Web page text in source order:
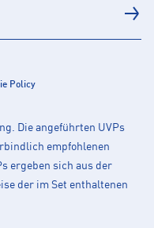
Policy
Die angeführten UVPs
empfohlenen
ergeben sich aus der
der im Set enthaltenen